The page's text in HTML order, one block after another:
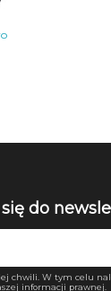
do
chwili. W tym celu
informacji prawnej.